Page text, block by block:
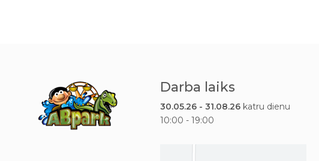
Darba laiks
30.05.26 - 31.08.26 katru dienu
10:00 - 19:00